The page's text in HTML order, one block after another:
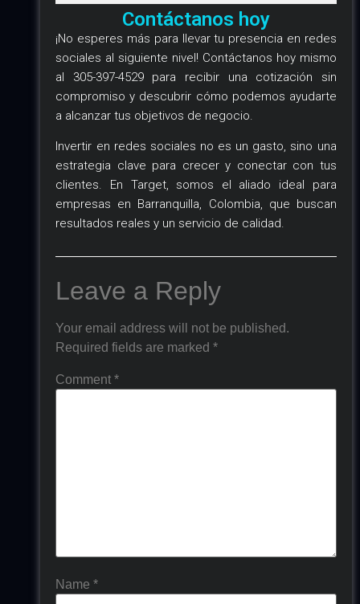
Contáctanos hoy
¡No esperes más para llevar tu presencia en redes
sociales al siguiente nivel! Contáctanos hoy mismo
al 305-397-4529 para recibir una cotización sin
compromiso y descubrir cómo podemos ayudarte
a alcanzar tus objetivos de negocio.
Invertir en redes sociales no es un gasto, sino una
estrategia clave para crecer y conectar con tus
clientes. En Target, somos el aliado ideal para
empresas en Barranquilla, Colombia, que buscan
resultados reales y un servicio de calidad.
Leave a Reply
Your email address will not be published.
Required fields are marked*
Comment*
Name*